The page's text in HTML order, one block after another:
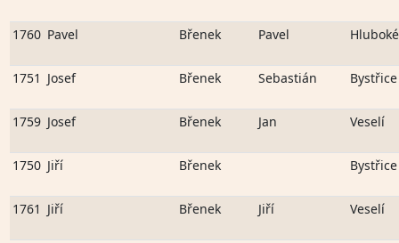
1760 Pavel Břenek Pavel Hluboké
1751 Josef Břenek Sebastián Bystřice
1759 Josef Břenek Jan Veselí
1750 Jiří Břenek Bystřice
1761 Jiří Břenek Jiří Veselí